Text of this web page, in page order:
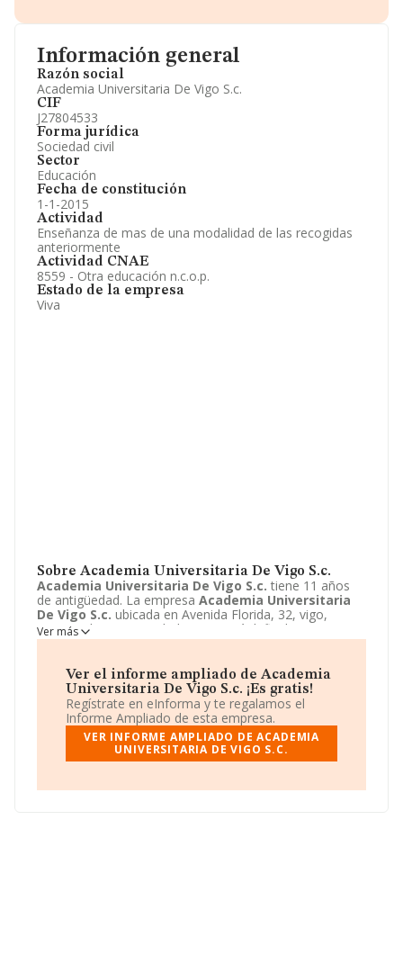
Información general
Razón social
Academia Universitaria De Vigo S.c.
CIF
J27804533
Forma jurídica
Sociedad civil
Sector
Educación
Fecha de constitución
1-1-2015
Actividad
Enseñanza de mas de una modalidad de las recogidas
anteriormente
Actividad CNAE
8559 - Otra educación n.c.o.p.
Estado de la empresa
Viva
Sobre Academia Universitaria De Vigo S.c.
Academia Universitaria De Vigo S.c. tiene 11 años
de antigüedad. La empresa Academia Universitaria
De Vigo S.c. ubicada en Avenida Florida, 32, vigo,
Pontevedra. Su actividad CNAE está definida como 8559
- Otra educación n.c.o.p.. La forma jurídica de
Ver más
Ver el informe ampliado de Academia
Universitaria De Vigo S.c. ¡Es gratis!
Regístrate en eInforma y te regalamos el
Informe Ampliado de esta empresa.
VER INFORME AMPLIADO DE ACADEMIA
UNIVERSITARIA DE VIGO S.C.
Información oficial y registral complementaria.